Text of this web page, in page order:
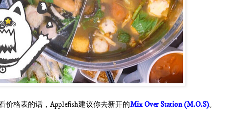
格表的话，Applefish建议你去新开的Mix Over Station (M.O.S)。